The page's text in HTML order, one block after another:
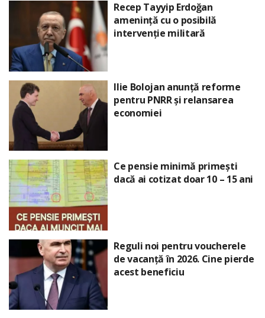
Recep Tayyip Erdoğan
amenință cu o posibilă
intervenție militară
Ilie Bolojan anunță reforme
pentru PNRR și relansarea
economiei
Ce pensie minimă primești
dacă ai cotizat doar 10 – 15 ani
Reguli noi pentru voucherele
de vacanță în 2026. Cine pierde
acest beneficiu